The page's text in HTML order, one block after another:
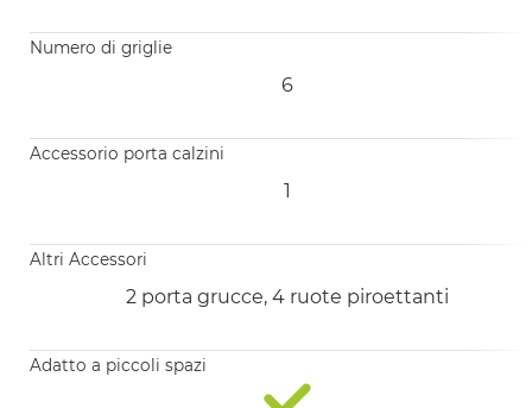
Numero di griglie
6
Accessorio porta calzini
1
Altri Accessori
2 porta grucce, 4 ruote piroettanti
Adatto a piccoli spazi